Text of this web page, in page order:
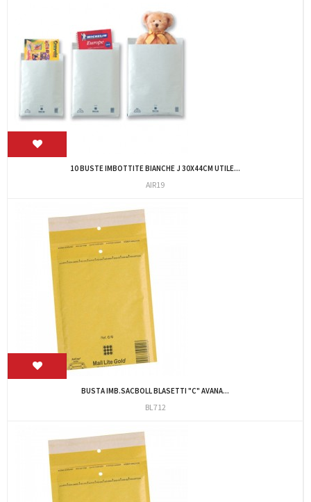
10 BUSTE IMBOTTITE BIANCHE J 30X44CM UTILE...
AIR19
BUSTA IMB.SACBOLL BLASETTI "C" AVANA...
BL712